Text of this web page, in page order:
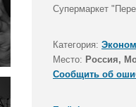
Супермаркет
Категория:
Место: Россия,
Сообщить об